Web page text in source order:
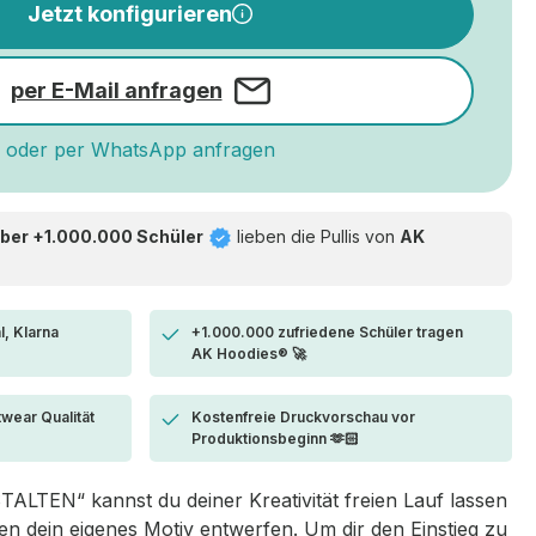
Jetzt konfigurieren
per E-Mail anfragen
oder per WhatsApp anfragen
+1.000.000 Schüler lieben die Pullis von AK
Klarna
+1.000.000 zufriedene Schüler tragen
AK Hoodies® 🚀
Qualität
Kostenfreie Druckvorschau vor
Produktionsbeginn 🫶🏻
kannst du deiner Kreativität freien Lauf lassen
dein eigenes Motiv entwerfen. Um dir den Einstieg zu